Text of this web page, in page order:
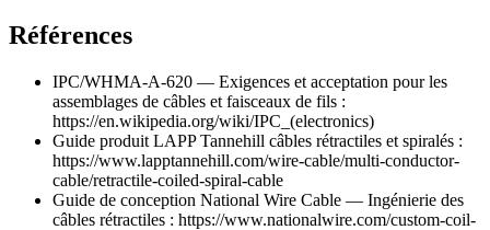
Références
IPC/WHMA-A-620 — Exigences et acceptation pour les
assemblages de câbles et faisceaux de fils :
https://en.wikipedia.org/wiki/IPC_(electronics)
Guide produit LAPP Tannehill câbles rétractiles et spiralés :
https://www.lapptannehill.com/wire-cable/multi-conductor-
cable/retractile-coiled-spiral-cable
Guide de conception National Wire Cable — Ingénierie des
câbles rétractiles : https://www.nationalwire.com/custom-coil-